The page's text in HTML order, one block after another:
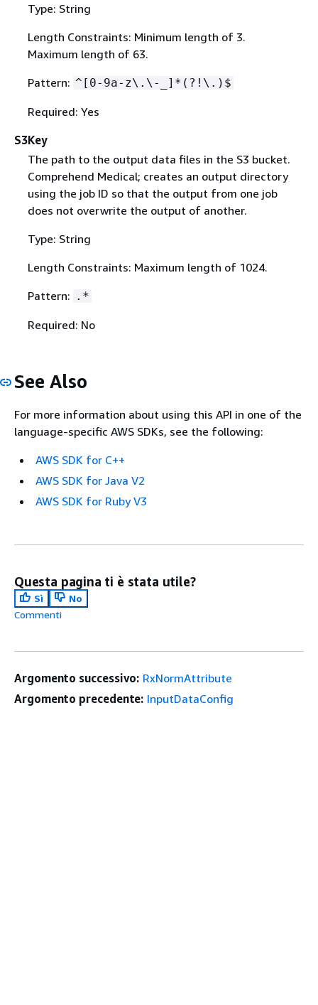
Type: String
Length Constraints: Minimum length of 3.
Maximum length of 63.
Pattern: ^[0-9a-z\.\-_]*(?!\.)$
Required: Yes
S3Key
The path to the output data files in the S3 bucket.
Comprehend Medical; creates an output directory
using the job ID so that the output from one job
does not overwrite the output of another.
Type: String
Length Constraints: Maximum length of 1024.
Pattern: .*
Required: No
See Also
For more information about using this API in one of the
language-specific AWS SDKs, see the following:
AWS SDK for C++
AWS SDK for Java V2
AWS SDK for Ruby V3
Questa pagina ti è stata utile?
Sì
No
Commenti
Argomento successivo: RxNormAttribute
Argomento precedente: InputDataConfig